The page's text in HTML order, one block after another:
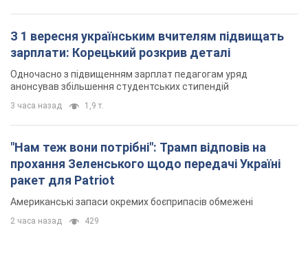
З 1 вересня українським вчителям підвищать
зарплати: Корецький розкрив деталі
Одночасно з підвищенням зарплат педагогам уряд
анонсував збільшення студентських стипендій
3 часа назад 1,9 т.
"Нам теж вони потрібні": Трамп відповів на
прохання Зеленського щодо передачі Україні
ракет для Patriot
Американські запаси окремих боєприпасів обмежені
2 часа назад 429